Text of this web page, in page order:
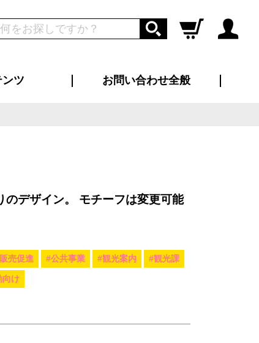
ログイン
ンツ お問い合わせ全般
のデザイン。 モチーフは変更可能
売促進 #公共事業 #観光案内 #観光課
向け